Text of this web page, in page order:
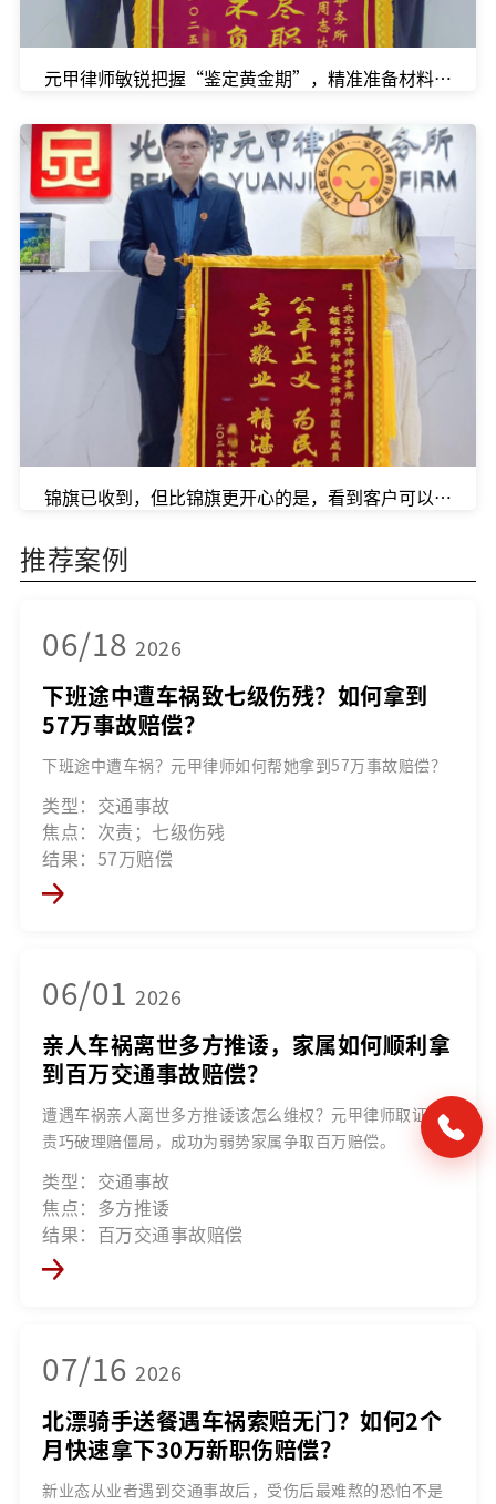
元甲律师敏锐把握“鉴定黄金期”，精准准备材料，一举
锦旗已收到，但比锦旗更开心的是，看到客户可以安心
推荐案例
06/18 2026
下班途中遭车祸致七级伤残？如何拿到
57万事故赔偿？
下班途中遭车祸？元甲律师如何帮她拿到57万事故赔偿？
类型：交通事故
焦点：次责；七级伤残
结果：57万赔偿
06/01 2026
亲人车祸离世多方推诿，家属如何顺利拿
到百万交通事故赔偿？
遭遇车祸亲人离世多方推诿该怎么维权？元甲律师取证定
责巧破理赔僵局，成功为弱势家属争取百万赔偿。
类型：交通事故
焦点：多方推诿
结果：百万交通事故赔偿
07/16 2026
北漂骑手送餐遇车祸索赔无门？如何2个
月快速拿下30万新职伤赔偿？
新业态从业者遇到交通事故后，受伤后最难熬的恐怕不是